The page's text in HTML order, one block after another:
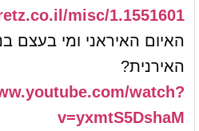
misc/1.1551601
האיום האיראני ומי בעצם
האירנית?
watch?
v=yxmtS5DshaM